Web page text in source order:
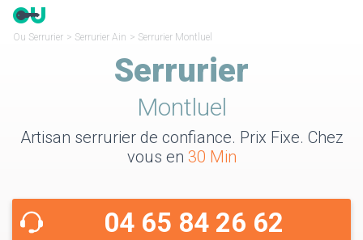
Ou Serrurier > Serrurier Ain > Serrurier Montluel
Serrurier
Montluel
Artisan serrurier de confiance. Prix Fixe. Chez
vous en 30 Min
04 65 84 26 62